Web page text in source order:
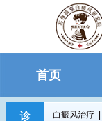
首页
白癜风治疗